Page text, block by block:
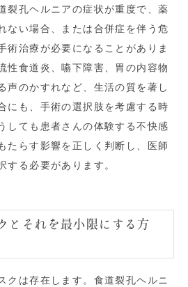
裂孔ヘルニアの症状が重度で、薬
ない場合、または合併症を伴う危
術治療が必要になることがありま
性食道炎、嚥下障害、胃の内容物
声のかすれなど、生活の質を著し
にも、手術の選択肢を考慮する時
しても患者さんの体験する不快感
たらす影響を正しく判断し、医師
する必要があります。
とそれを最小限にする方
クは存在します。食道裂孔ヘルニ